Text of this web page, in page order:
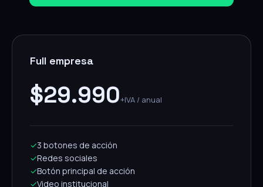
Full empresa
$29.990+IVA / anual
✓3 botones de acción
✓Redes sociales
✓Botón principal de acción
✓Video institucional